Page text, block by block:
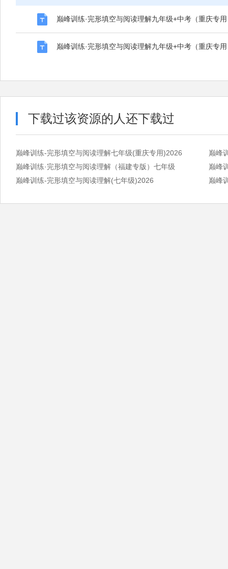
巅峰训练·完形填空与阅读理解九年级+中考（重庆专
巅峰训练·完形填空与阅读理解九年级+中考（重庆专
下载过该资源的人还下载过
巅峰训练-完形填空与阅读理解七年级(重庆专用)2026
巅峰训练·完形填空与阅读理解（福建专版）七年级
巅峰
巅峰训练-完形填空与阅读理解(七年级)2026
巅峰